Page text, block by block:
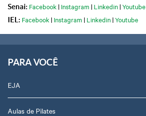
Senai: Facebook | Instagram | Linkedin |Youtube
IEL: Facebook | Instagram | Linkedin |Youtube
PARA VOCÊ
EJA
Aulas de Pilates